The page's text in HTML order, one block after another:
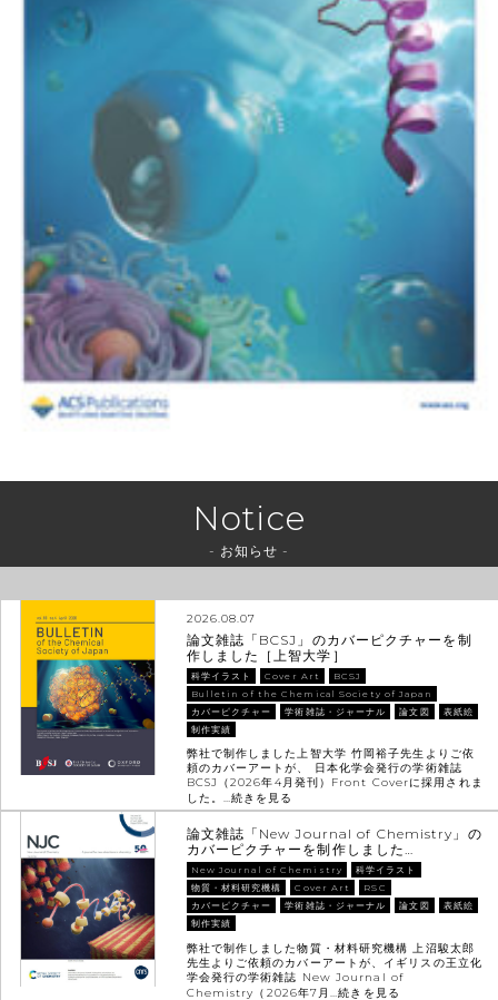
Notice
- お知らせ -
2026.08.07
論文雑誌「BCSJ」のカバーピクチャーを制
作しました［上智大学］
科学イラスト Cover Art
BCSJ
Bulletin of the Chemical Society of Japan
カバーピクチャー
学術雑誌・ジャーナル 論文図
表紙絵
制作実績
弊社で制作しました上智大学 竹岡裕子先生よりご依
頼のカバーアートが、 日本化学会発行の学術雑誌
BCSJ（2026年4月発刊）Front Coverに採用されま
した。…続きを見る
論文雑誌「New Journal of Chemistry」の
カバーピクチャーを制作しました…
New Journal of Chemistry
科学イラスト
物質・材料研究機構
Cover Art
RSC
カバーピクチャー
学術雑誌・ジャーナル 論文図
表紙絵
制作実績
弊社で制作しました物質・材料研究機構 上沼駿太郎
先生よりご依頼のカバーアートが、イギリスの王立化
学会発行の学術雑誌 New Journal of
Chemistry（2026年7月…続きを見る